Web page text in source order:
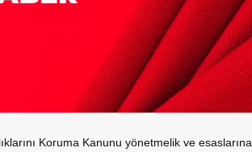
Koruma Kanunu yönetmelik ve esaslarına